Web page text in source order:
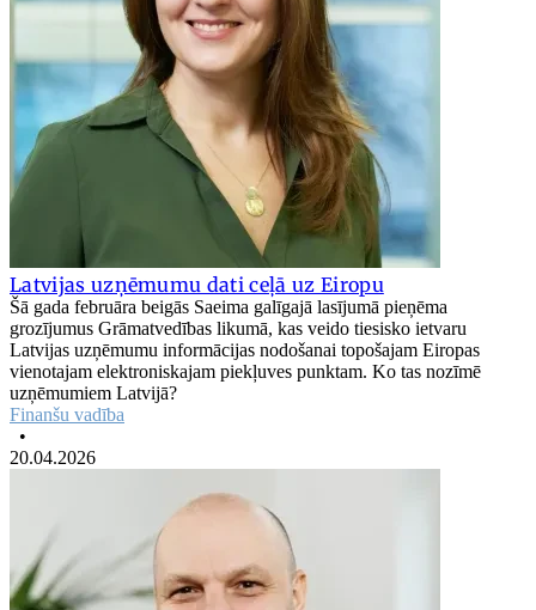
Latvijas uzņēmumu dati ceļā uz Eiropu
Šā gada februāra beigās Saeima galīgajā lasījumā pieņēma
grozījumus Grāmatvedības likumā, kas veido tiesisko ietvaru
Latvijas uzņēmumu informācijas nodošanai topošajam Eiropas
vienotajam elektroniskajam piekļuves punktam. Ko tas nozīmē
uzņēmumiem Latvijā?
Finanšu vadība
•
20.04.2026